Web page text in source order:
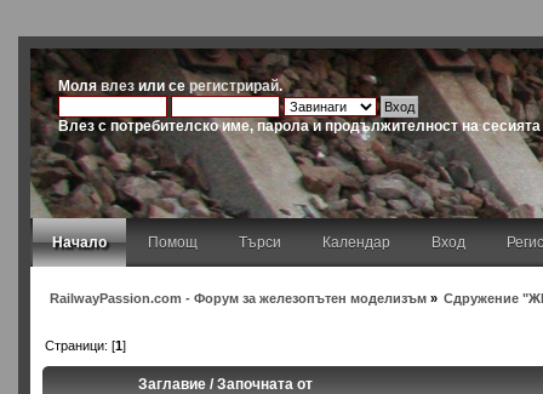
Молявлез или серегистрирай.
Влез с потребителско име, парола и продължителност на сесията
Начало Помощ Търси Календар Вход
RailwayPassion.com - Форум за железопътен моделизъм» Сдружение
Страници: [1]
Заглавие/Започната от